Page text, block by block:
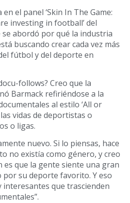
el panel ‘Skin In The Game:
investing in football’ del
se abordó por qué la industria
buscando crear cada vez más
fútbol y del deporte en
follows? Creo que la
Barmack refiriéndose a la
al estilo ‘All or
vidas de deportistas o
o ligas.
nuevo. Si lo piensas, hace
no existía como género, y creo
es que la gente siente una gran
su deporte favorito. Y eso
interesantes que trascienden